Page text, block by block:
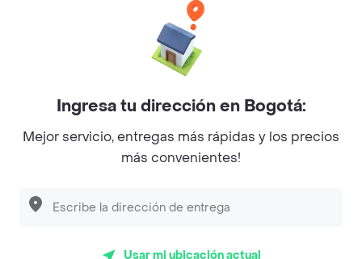
Descubre las PROMOCIONES que tenemos
Facebook
Twitter
Instagram
©2026Rappi Inc. All rights reserved.
Ingresa tu dirección en Bogotá:
Mejor servicio, entregas más rápidas y los precios
más convenientes!
Usar mi ubicación actual